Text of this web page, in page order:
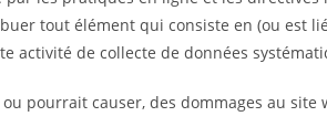
tout élément qui consiste en (ou est
de collecte de données
pourrait causer, des dommages au